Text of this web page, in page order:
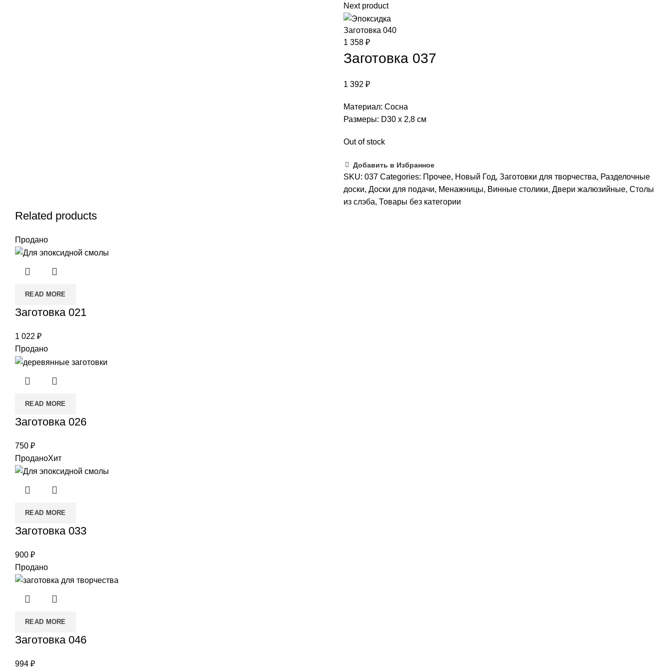
Next product
Заготовка 040
1 358 ₽
Заготовка 037
1 392 ₽
Материал: Сосна
Размеры: D30 х 2,8 см
Out of stock
Добавить в Избранное
SKU: 037 Categories: Прочее, Новый Год, Заготовки для творчества, Разделочные
доски, Доски для подачи, Менажницы, Винные столики, Двери жалюзийные, Столы
из слэба, Товары без категории
Related products
Продано
READ MORE
Заготовка 021
1 022 ₽
Продано
READ MORE
Заготовка 026
750 ₽
ПроданоХит
READ MORE
Заготовка 033
900 ₽
Продано
READ MORE
Заготовка 046
994 ₽